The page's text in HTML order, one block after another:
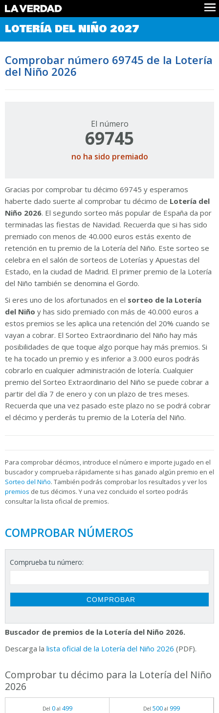
Comprobar Loteria del Niño
Premios
Noticias
Datos
Historia
LOTERÍA DEL NIÑO 2027
Comprobar número 69745 de la Lotería
del Niño 2026
El número
69745
no ha sido premiado
Gracias por comprobar tu décimo 69745 y esperamos
haberte dado suerte al comprobar tu décimo de Lotería del
Niño 2026. El segundo sorteo más popular de España da por
terminadas las fiestas de Navidad. Recuerda que si has sido
premiado con menos de 40.000 euros estás exento de
retención en tu premio de la Lotería del Niño. Este sorteo se
celebra en el salón de sorteos de Loterías y Apuestas del
Estado, en la ciudad de Madrid. El primer premio de la Lotería
del Niño también se denomina el Gordo.
Si eres uno de los afortunados en el sorteo de la Lotería
del Niño y has sido premiado con más de 40.000 euros a
estos premios se les aplica una retención del 20% cuando se
vayan a cobrar. El Sorteo Extraordinario del Niño hay más
posibilidades de que toque algo porque hay más premios. Si
te ha tocado un premio y es inferior a 3.000 euros podrás
cobrarlo en cualquier administración de lotería. Cualquier
premio del Sorteo Extraordinario del Niño se puede cobrar a
partir del día 7 de enero y con un plazo de tres meses.
Recuerda que una vez pasado este plazo no se podrá cobrar
el décimo y perderás tu premio de la Lotería del Niño.
Para comprobar décimos, introduce el número e importe jugado en el
buscador y comprueba rápidamente si has ganado algún premio en el
Sorteo del Niño. También podrás comprobar los resultados y ver los
premios de tus décimos. Y una vez concluido el sorteo podrás
consultar la lista oficial de premios.
COMPROBAR NÚMEROS
Comprueba tu número:
Buscador de premios de la Lotería del Niño 2026.
Descarga la lista oficial de la Lotería del Niño 2026 (PDF).
Comprobar tu décimo para la Lotería del Niño
2026
Del 0al 499 Del 500al 999